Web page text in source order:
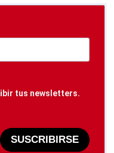
tus newsletters.
SUSCRIBIRSE